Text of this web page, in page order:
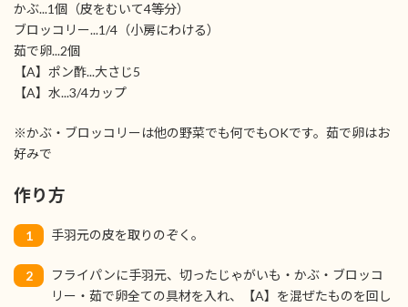
かぶ...1個（皮をむいて4等分）
ブロッコリー...1/4（小房にわける）
茹で卵...2個
【A】ポン酢...大さじ5
【A】水...3/4カップ
※かぶ・ブロッコリーは他の野菜でも何でもOKです。茹で卵はお
好みで
作り方
1 手羽元の皮を取りのぞく。
2
フライパンに手羽元、切ったじゃがいも・かぶ・ブロッコ
リー・茹で卵全ての具材を入れ、【A】を混ぜたものを回し